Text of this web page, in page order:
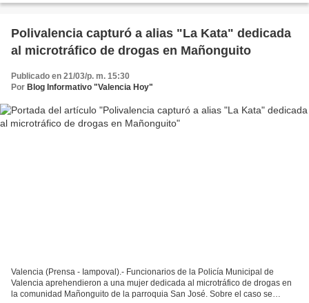
Polivalencia capturó a alias "La Kata" dedicada
al microtráfico de drogas en Mañonguito
Publicado en 21/03/p. m. 15:30
Por Blog Informativo "Valencia Hoy"
Valencia (Prensa - Iampoval).- Funcionarios de la Policía Municipal de
Valencia aprehendieron a una mujer dedicada al microtráfico de drogas en
la comunidad Mañonguito de la parroquia San José. Sobre el caso se